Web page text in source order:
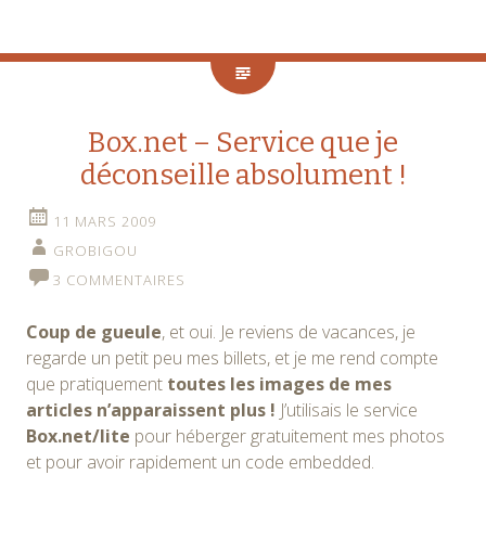
Box.net – Service que je
déconseille absolument !
11 MARS 2009
GROBIGOU
3 COMMENTAIRES
Coup de gueule, et oui. Je reviens de vacances, je
regarde un petit peu mes billets, et je me rend compte
que pratiquement toutes les images de mes
articles n’apparaissent plus ! J’utilisais le service
Box.net/lite pour héberger gratuitement mes photos
et pour avoir rapidement un code embedded.